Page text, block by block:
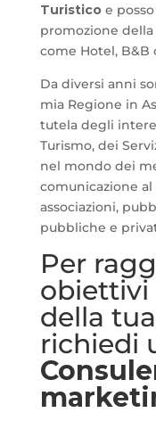
Turisticoe
promozione
come Hotel, B&B
Da diversi anni
mia Regione in
tutela degli
Turismo, dei
nel mondo dei
comunicazione
associazioni,
pubbliche e
Per
obiettivi
della
richiedi